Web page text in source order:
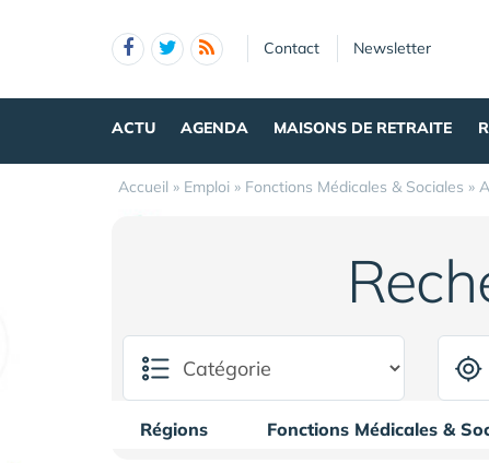
Contact Newsletter
ACTU AGENDA MAISONS DE RETRAITE
Accueil » Emploi » Fonctions Médicales & Sociales »
Régions Fonctions Médicales &